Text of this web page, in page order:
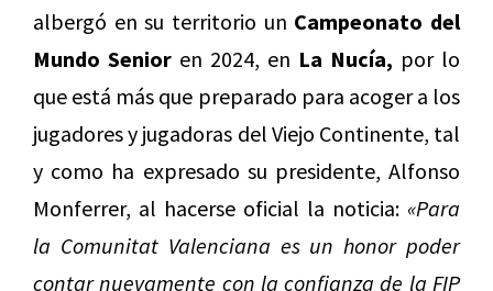
albergó en su territorio un Campeonato del
Mundo Senior en 2024, en La Nucía, por lo
que está más que preparado para acoger a los
jugadores y jugadoras del Viejo Continente, tal
y como ha expresado su presidente, Alfonso
Monferrer, al hacerse oficial la noticia: «Para
la Comunitat Valenciana es un honor poder
contar nuevamente con la confianza de la FIP